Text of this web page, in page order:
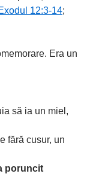
12:3-14;
Era un
să ia un miel,
fără cusur, un
poruncit